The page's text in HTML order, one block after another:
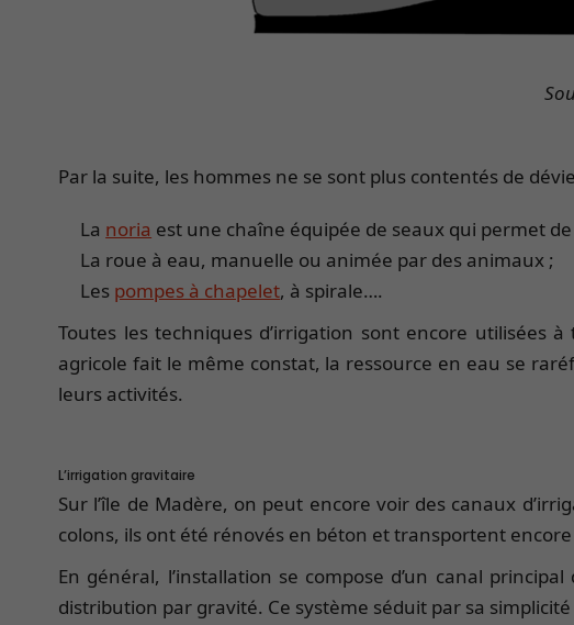
Par la suite, les hommes ne se sont plus contentés de
La noria est une chaîne équipée de seaux qui permet
La roue à eau, manuelle ou animée par des animaux ;
Les pompes à chapelet, à spirale….
Toutes les techniques d’irrigation sont encore utilisées
agricole fait le même constat, la ressource en eau se
leurs activités.
L’irrigation gravitaire
Sur l’île de Madère, on peut encore voir des canaux
colons, ils ont été rénovés en béton et transportent encore
En général, l’installation se compose d’un canal
distribution par gravité. Ce système séduit par sa